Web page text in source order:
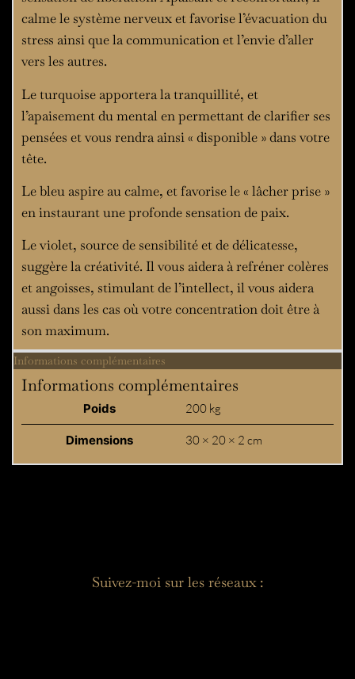
calme le système nerveux et favorise l’évacuation du
stress ainsi que la communication et l’envie d’aller
vers les autres.
Le turquoise apportera la tranquillité, et
l’apaisement du mental en permettant de clarifier ses
pensées et vous rendra ainsi « disponible » dans votre
tête.
Le bleu aspire au calme, et favorise le « lâcher prise »
en instaurant une profonde sensation de paix.
Le violet, source de sensibilité et de délicatesse,
suggère la créativité. Il vous aidera à refréner colères
et angoisses, stimulant de l’intellect, il vous aidera
aussi dans les cas où votre concentration doit être à
son maximum.
Informations complémentaires
Informations complémentaires
Poids 200 kg
Dimensions 30 × 20 × 2 cm
Suivez-moi sur les réseaux :